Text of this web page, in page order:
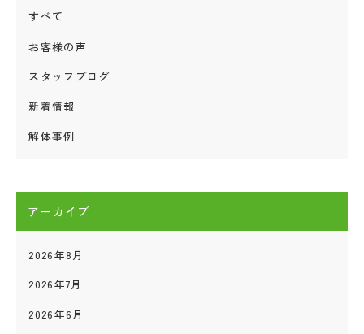
すべて
お客様の声
スタッフブログ
新着情報
解体事例
アーカイブ
2026年8月
2026年7月
2026年6月